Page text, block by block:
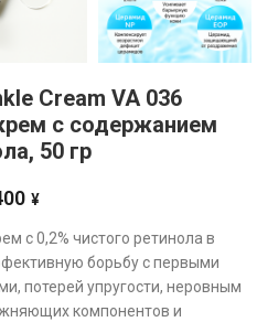
Cream VA 036
с содержанием
50 гр
¥
с 0,2% чистого ретинола в
борьбу с первыми
потерей упругости, неровным
компонентов и